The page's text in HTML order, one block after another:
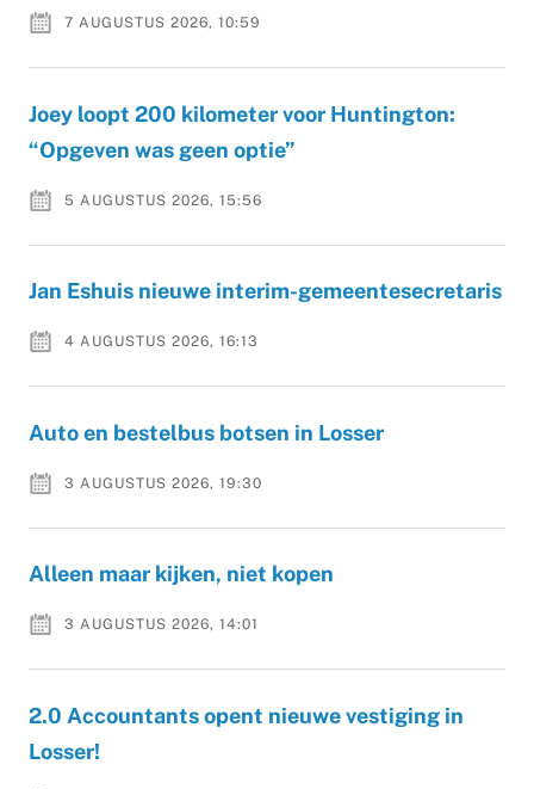
7 AUGUSTUS 2026, 10:59
Joey loopt 200 kilometer voor Huntington:
“Opgeven was geen optie”
5 AUGUSTUS 2026, 15:56
Jan Eshuis nieuwe interim-gemeentesecretaris
4 AUGUSTUS 2026, 16:13
Auto en bestelbus botsen in Losser
3 AUGUSTUS 2026, 19:30
Alleen maar kijken, niet kopen
3 AUGUSTUS 2026, 14:01
2.0 Accountants opent nieuwe vestiging in
Losser!